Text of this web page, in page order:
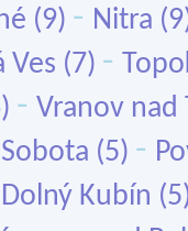
(9) - Nitra
Ves (7) -
- Vranov nad
(5) -
Dolný Kubín